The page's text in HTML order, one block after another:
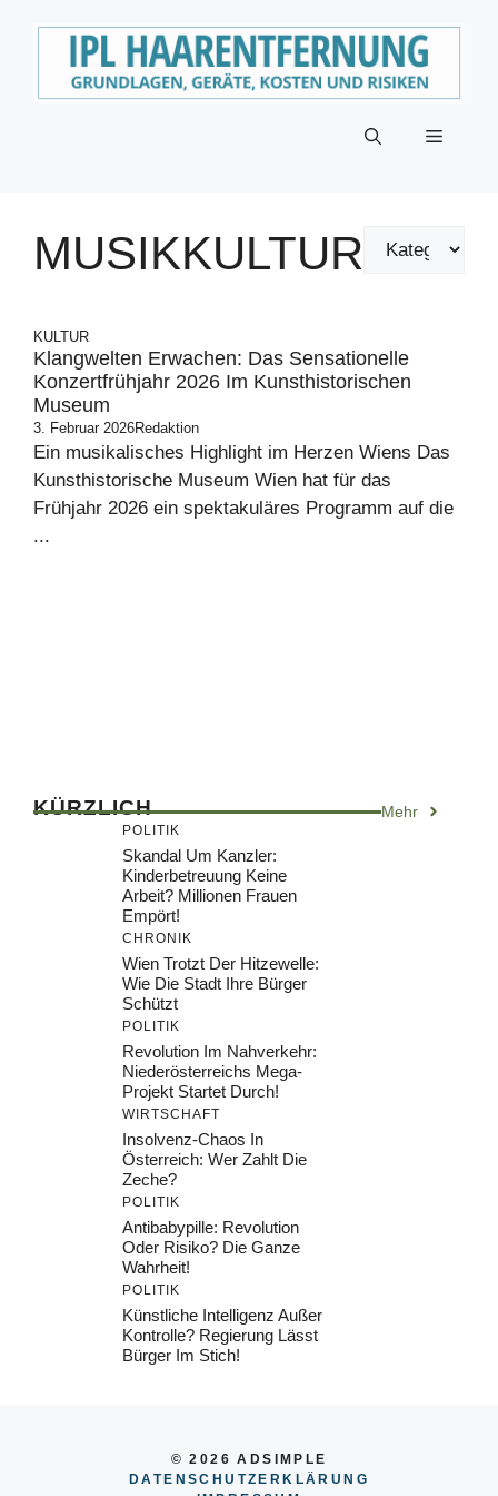
Menü
MUSIKKULTUR
KULTUR
Klangwelten Erwachen: Das Sensationelle
Konzertfrühjahr 2026 Im Kunsthistorischen
Museum
3. Februar 2026Redaktion
Ein musikalisches Highlight im Herzen Wiens Das
Kunsthistorische Museum Wien hat für das
Frühjahr 2026 ein spektakuläres Programm auf die
...
KÜRZLICH Mehr
POLITIK
Skandal Um Kanzler:
Kinderbetreuung Keine
Arbeit? Millionen Frauen
Empört!
CHRONIK
Wien Trotzt Der Hitzewelle:
Wie Die Stadt Ihre Bürger
Schützt
POLITIK
Revolution Im Nahverkehr:
Niederösterreichs Mega-
Projekt Startet Durch!
WIRTSCHAFT
Insolvenz-Chaos In
Österreich: Wer Zahlt Die
Zeche?
POLITIK
Antibabypille: Revolution
Oder Risiko? Die Ganze
Wahrheit!
POLITIK
Künstliche Intelligenz Außer
Kontrolle? Regierung Lässt
Bürger Im Stich!
© 2026 ADSIMPLE
DATENSCHUTZERKLÄRUNG